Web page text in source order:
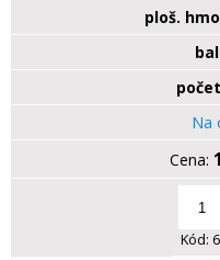
ploš.
Na
Kód: